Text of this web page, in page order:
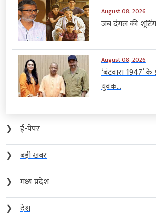
August 08, 2026
जब दंगल की शूटिंग
August 08, 2026
‘बंटवारा 1947’
युवक...
❯
ई-पेपर
❯
बड़ी खबर
❯
मध्य प्रदेश
❯
देश